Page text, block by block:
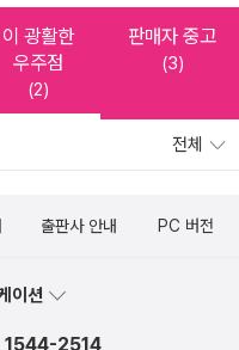
이 광활한
우주점
(2)
판매자 중고
(3)
전체
출판사 안내 PC 버전
이션
1544-2514